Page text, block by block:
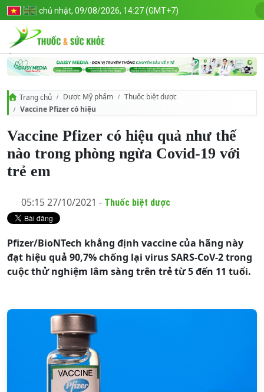
chủ nhật, 09/08/2026, 14:27 (GMT+7)
Trang chủ Dược Mỹ phẩm
Thuốc biệt dược
Vaccine Pfizer có hiệu quả như thế nào trong phòng ngừa Covid-19
Vaccine Pfizer có hiệu quả như thế
nào trong phòng ngừa Covid-19 với
trẻ em
05:15 27/10/2021 - Thuốc biệt dược
Pfizer/BioNTech khẳng định vaccine của hãng này
đạt hiệu quả 90,7% chống lại virus SARS-CoV-2 trong
cuộc thử nghiệm lâm sàng trên trẻ từ 5 đến 11 tuổi.